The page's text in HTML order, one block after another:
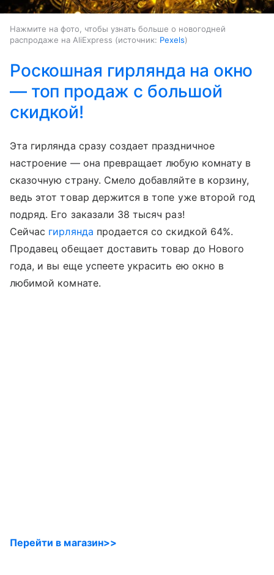
Нажмите на фото, чтобы узнать больше о новогодней
распродаже на AliExpress
источник: Pexels
Роскошная гирлянда на окно
— топ продаж с большой
скидкой!
Эта гирлянда сразу создает праздничное
настроение — она превращает любую комнату в
сказочную страну. Смело добавляйте в корзину,
ведь этот товар держится в топе уже второй год
подряд. Его заказали 38 тысяч раз!
Сейчас гирлянда продается со скидкой 64%.
Продавец обещает доставить товар до Нового
года, и вы еще успеете украсить ею окно в
любимой комнате.
Перейти в магазин>>